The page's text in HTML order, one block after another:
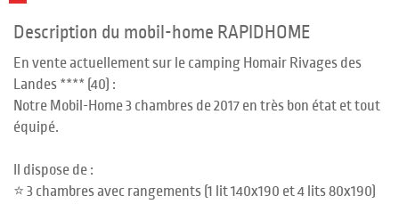
Description du mobil-home RAPIDHOME
En vente actuellement sur le camping Homair Rivages des
Landes **** (40) :
Notre Mobil-Home 3 chambres de 2017 en très bon état et tout
équipé.
Il dispose de :
⭐️ 3 chambres avec rangements (1 lit 140x190 et 4 lits 80x190)